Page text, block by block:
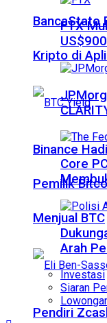
BancaStato
Kripto di
Binance
Pemilik
Menjual BTC
Pendiri
FTX
Core
Arah
Investasi
Siaran